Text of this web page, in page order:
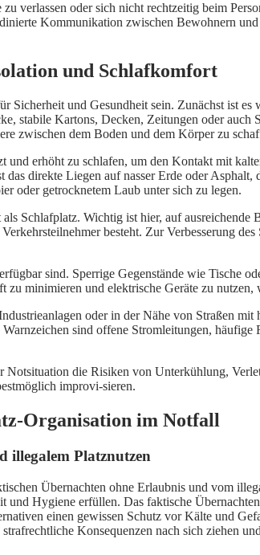
verlassen oder sich nicht rechtzeitig beim
Kommunikation zwischen Bewohnern
und Schlafkomfort
Sicherheit und Gesundheit sein. Zunächst ist
stabile Kartons, Decken, Zeitungen oder auch
zwischen dem Boden und dem Körper zu
erhöht zu schlafen, um den Kontakt mit
direkte Liegen auf nasser Erde oder
oder getrocknetem Laub unter sich zu legen.
Schlafplatz. Wichtig ist hier, auf
besteht. Zur Verbesserung
sind. Sperrige Gegenstände wie Tische
minimieren und elektrische Geräte zu nutzen,
oder in der Nähe von Straßen
sind offene Stromleitungen, häufige
die Risiken von Unterkühlung,
improvi-sieren.
Organisation im Notfall
illegalem Platznutzen
Übernachten ohne Erlaubnis und vom
Hygiene erfüllen. Das faktische
einen gewissen Schutz vor Kälte und
Konsequenzen nach sich ziehen